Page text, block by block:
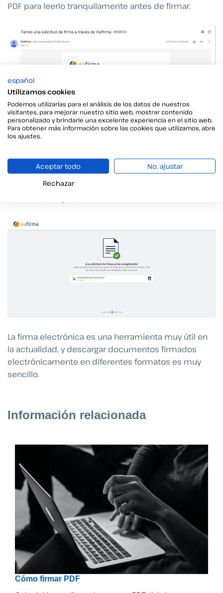
PDF para leerlo tranquilamente antes de firmar.
Paso 2
Una vez completes la firma te llegará una copia al
correo en PDF para que puedas descargarla junto a
La firma electrónica es una herramienta muy útil en
la actualidad, y descargar documentos firmados
electrónicamente en diferentes formatos es muy
sencillo.
Información relacionada
Cómo firmar PDF
español
Utilizamos cookies
Podemos utilizarlas para el análisis de los datos de nuestros
visitantes, para mejorar nuestro sitio web, mostrar contenido
personalizado y brindarle una excelente experiencia en el sitio web.
Para obtener más información sobre las cookies que utilizamos, abre
los ajustes.
Aceptar todo
No, ajustar
Rechazar